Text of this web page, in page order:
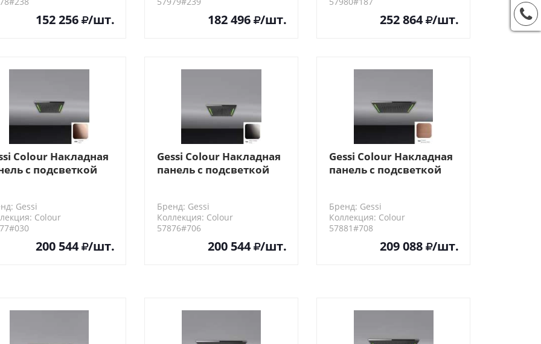
152 256 /шт. 182 496 /шт. 252 864 /шт.
Colour Накладная
с подсветкой
Gessi
Colour
200 544 /шт.
Gessi Colour Накладная
панель с подсветкой
Бренд: Gessi
Коллекция: Colour
57876#706
200 544 /шт.
Gessi Colour Накладная
панель с подсветкой
Бренд: Gessi
Коллекция: Colour
57881#708
209 088 /шт.